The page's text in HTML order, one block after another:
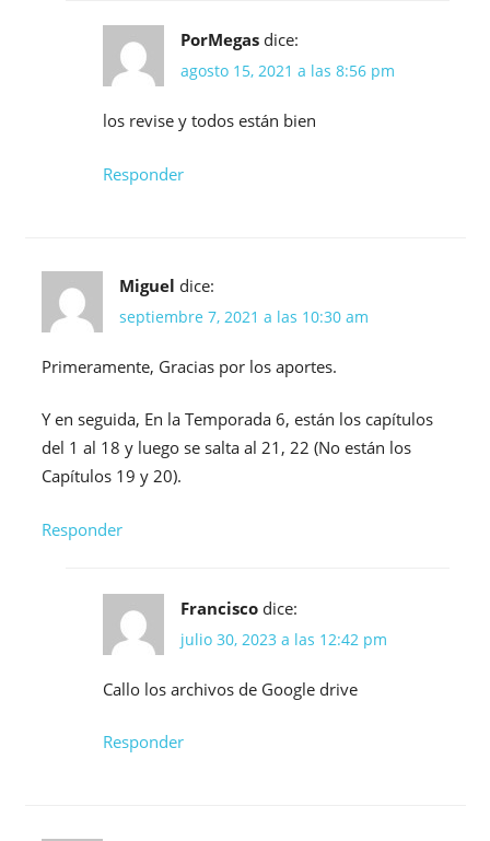
PorMegas dice:
agosto 15, 2021 a las 8:56 pm
los revise y todos están bien
Responder
Miguel dice:
septiembre 7, 2021 a las 10:30 am
Primeramente, Gracias por los aportes.
Y en seguida, En la Temporada 6, están los capítulos
del 1 al 18 y luego se salta al 21, 22 (No están los
Capítulos 19 y 20).
Responder
Francisco dice:
julio 30, 2023 a las 12:42 pm
Callo los archivos de Google drive
Responder